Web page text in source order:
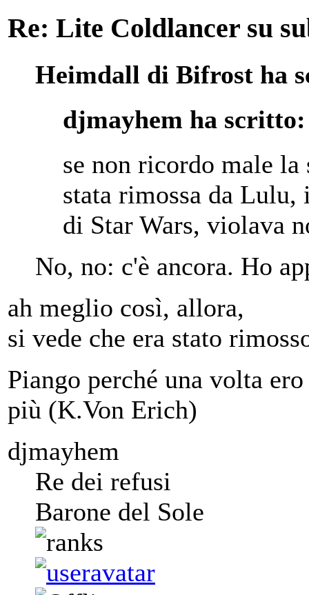
Re: Lite Coldlancer su
Heimdall di Bifrost ha
djmayhem ha scritto:
se non ricordo male
stata rimossa da
di Star Wars, violava
No, no: c'è ancora. Ho
ah meglio così, allora,
si vede che era stato
Piango perché una volta
più (K.Von Erich)
djmayhem
Re dei refusi
Barone del Sole